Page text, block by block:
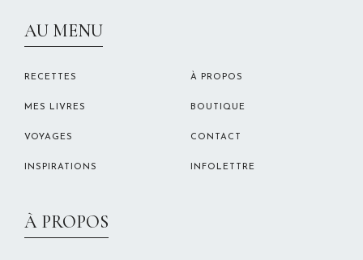
AU MENU
RECETTES
MES LIVRES
VOYAGES
INSPIRATIONS
À PROPOS
BOUTIQUE
CONTACT
INFOLETTRE
À PROPOS